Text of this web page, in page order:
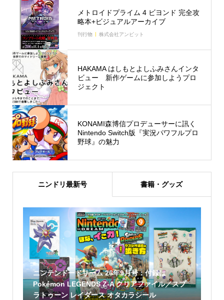
メトロイドプライム 4 ビヨンド 完全攻
略本+ビジュアルアーカイブ
刊行物 株式会社アンビット
HAKAMA はしもとよしふみさんインタ
ビュー 新作ゲームに参加しようプロ
ジェクト
KONAMI森博信プロデューサーに訊く
Nintendo Switch版『実況パワフルプロ
野球』の魅力
ニンドリ最新号 書籍・グッズ
ニンテンドードリーム 26年9月号：付録は
Pokémon LEGENDS Z-A クリアファイル／スプ
ラトゥーン レイダース オタカラシール